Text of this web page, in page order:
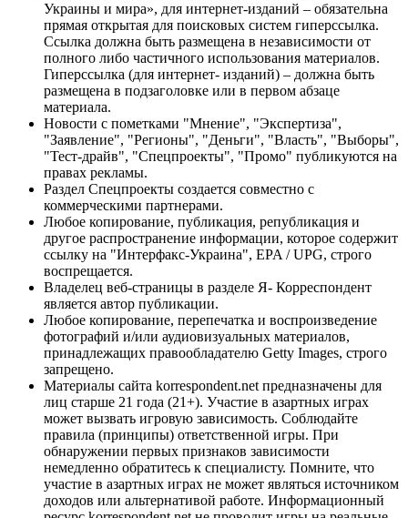
Украины и мира», для интернет-изданий – обязательна
прямая открытая для поисковых систем гиперссылка.
Ссылка должна быть размещена в независимости от
полного либо частичного использования материалов.
Гиперссылка (для интернет- изданий) – должна быть
размещена в подзаголовке или в первом абзаце
материала.
Новости с пометками "Мнение", "Экспертиза",
"Заявление", "Регионы", "Деньги", "Власть", "Выборы",
"Тест-драйв", "Спецпроекты", "Промо" публикуются на
правах рекламы.
Раздел Спецпроекты создается совместно с
коммерческими партнерами.
Любое копирование, публикация, републикация и
другое распространение информации, которое содержит
ссылку на "Интерфакс-Украина", EPA / UPG, строго
воспрещается.
Владелец веб-страницы в разделе Я- Корреспондент
является автор публикации.
Любое копирование, перепечатка и воспроизведение
фотографий и/или аудиовизуальных материалов,
принадлежащих правообладателю Getty Images, строго
запрещено.
Материалы сайта korrespondent.net предназначены для
лиц старше 21 года (21+). Участие в азартных играх
может вызвать игровую зависимость. Соблюдайте
правила (принципы) ответственной игры. При
обнаружении первых признаков зависимости
немедленно обратитесь к специалисту. Помните, что
участие в азартных играх не может являться источником
доходов или альтернативой работе. Информационный